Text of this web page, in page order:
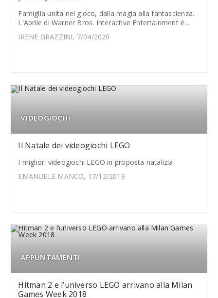
Famiglia unita nel gioco, dalla magia alla fantascienza.
L'Aprile di Warner Bros. Interactive Entertainment è...
IRENE GRAZZINI, 7/04/2020
VIDEOGIOCHI
Il Natale dei videogiochi LEGO
I migliori videogiochi LEGO in proposta natalizia.
EMANUELE MANCO, 17/12/2019
APPUNTAMENTI
Hitman 2 e l’universo LEGO arrivano alla Milan
Games Week 2018